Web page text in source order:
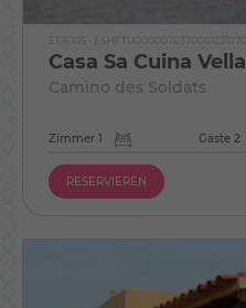
Casa Sa Cuina Vella
Camino des Soldats
Zimmer 1 Gäste 2
RESERVIEREN